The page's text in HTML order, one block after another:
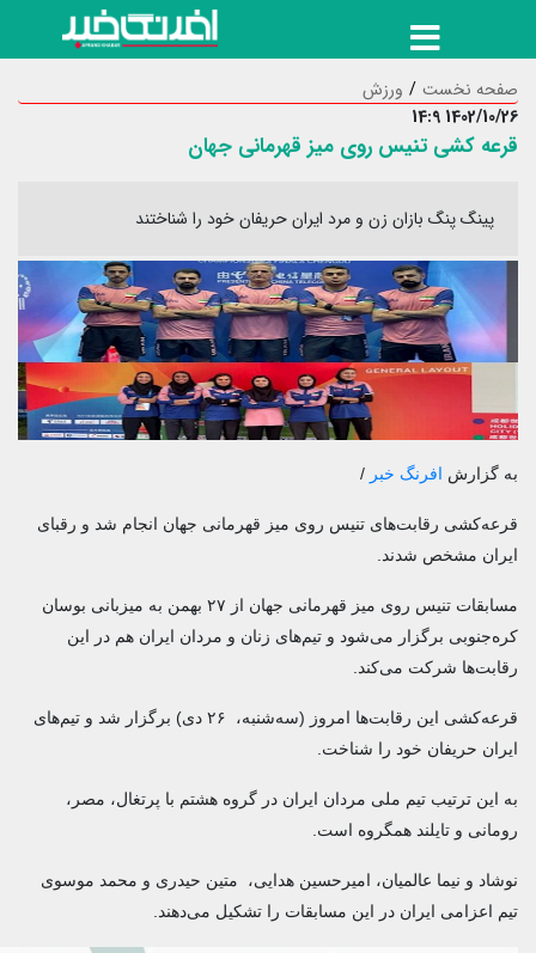
نخست
ورزش
1402/10/26
کشی تنیس روی میز قهرمانی جهان
پینگ پنگ بازان زن و مرد ایران حریفان خود را شناختند
گزارشافرنگ خبر/
رقابت‌های تنیس روی میز قهرمانی جهان انجام شد و رقبای
مشخص شدند.
مسابقات تنیس روی میز قهرمانی جهان از ۲۷ بهمن به میزبانی بوسان
برگزار می‌شود و تیم‌های زنان و مردان ایران هم در این
شرکت می‌کند.
قرعه‌کشی این رقابت‌ها امروز (سه‌شنبه، ‌ ۲۶ دی) برگزار شد و تیم‌های
حریفان خود را شناخت.
این ترتیب تیم ملی مردان ایران در گروه هشتم با پرتغال،‌ مصر،
و تایلند همگروه است.
و نیما عالمیان، امیرحسین هدایی، ‌ متین حیدری و محمد موسوی
اعزامی ایران در این مسابقات را تشکیل می‌دهند.